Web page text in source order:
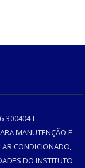
300404-I
MANUTENÇÃO E
AR CONDICIONADO,
DO INSTITUTO